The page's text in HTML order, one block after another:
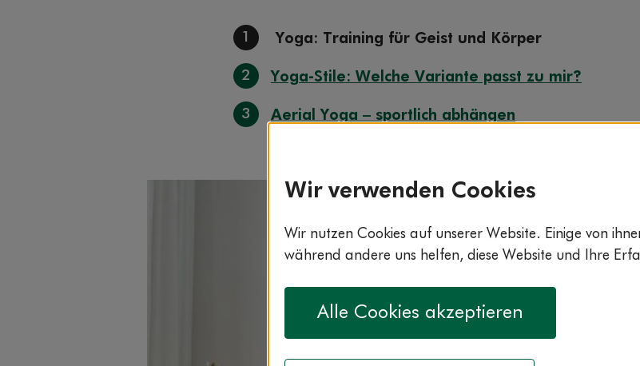
1 Yoga: Training für Geist und Körper
2 Yoga-Stile: Welche Variante passt zu mir?
3 Aerial Yoga – sportlich abhängen
Wir verwenden Cookies
Wir nutzen Cookies auf unserer Website. Einige von
während andere uns helfen, diese Website und Ihre
Alle Cookies akzeptieren